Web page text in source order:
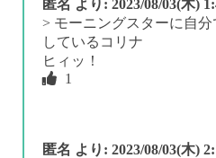
匿名 より: 2023/08/03(木)
> モーニングスターに自
しているコリナ
ヒィッ！
1
匿名 より: 2023/08/03(木)